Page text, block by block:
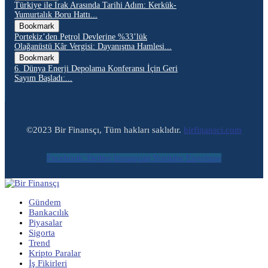
Türkiye ile Irak Arasında Tarihi Adım: Kerkük-
Yumurtalık Boru Hattı...
Bookmark
Portekiz’den Petrol Devlerine %33’lük
Olağanüstü Kâr Vergisi: Dayanışma Hamlesi...
Bookmark
6. Dünya Enerji Depolama Konferansı İçin Geri
Sayım Başladı:...
©2023 Bir Finansçı, Tüm hakları saklıdır. birfinansci.com
Facebook Twitter Instagram Youtube Envelope
Gündem
Bankacılık
Piyasalar
Sigorta
Trend
Kripto Paralar
İş Fikirleri